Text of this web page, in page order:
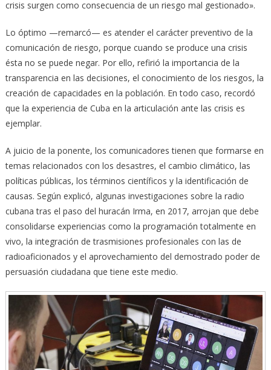
crisis surgen como consecuencia de un riesgo mal gestionado».
Lo óptimo —remarcó— es atender el carácter preventivo de la
comunicación de riesgo, porque cuando se produce una crisis
ésta no se puede negar. Por ello, refirió la importancia de la
transparencia en las decisiones, el conocimiento de los riesgos, la
creación de capacidades en la población. En todo caso, recordó
que la experiencia de Cuba en la articulación ante las crisis es
ejemplar.
A juicio de la ponente, los comunicadores tienen que formarse en
temas relacionados con los desastres, el cambio climático, las
políticas públicas, los términos científicos y la identificación de
causas. Según explicó, algunas investigaciones sobre la radio
cubana tras el paso del huracán Irma, en 2017, arrojan que debe
consolidarse experiencias como la programación totalmente en
vivo, la integración de trasmisiones profesionales con las de
radioaficionados y el aprovechamiento del demostrado poder de
persuasión ciudadana que tiene este medio.